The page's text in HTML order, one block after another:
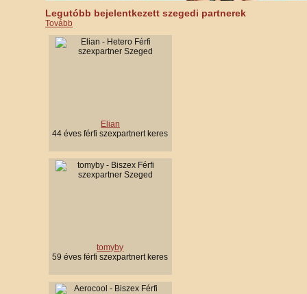
Legutóbb bejelentkezett szegedi partnerek
Tovább
Elian
44 éves férfi szexpartnert keres
tomyby
59 éves férfi szexpartnert keres